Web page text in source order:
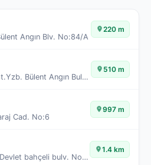
Angın Blv. No:84/A
220 m
Yenibaraj Mah.Şht.Yzb. Bülent Angın Bulv. No:110/A
510 m
Cad. No:6
997 m
Beyazevler mah. Devlet bahçeli bulv. No:50/A
1.4 km